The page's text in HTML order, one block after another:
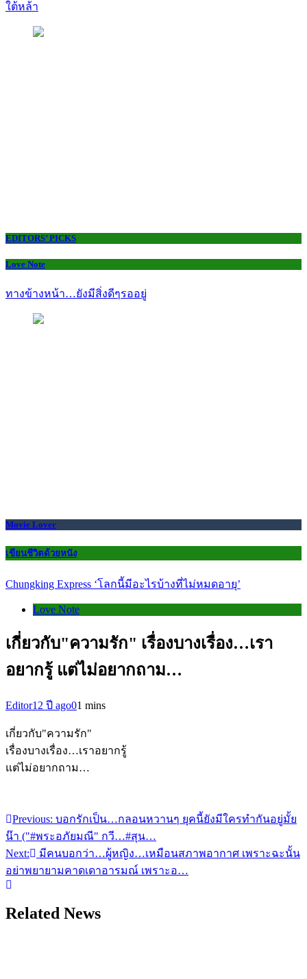
ใต้หล้า
EDITORS’ PICKS
Love Note
ทางข้างหน้า…ยังมีสิ่งดีๆรออยู่
Movie Lover
เขียนชีวิตด้วยหนัง
Chungking Express ‘โลกนี้มีอะไรบ้างที่ไม่หมดอายุ’
Love Note
เกี่ยวกับ"ความรัก" เรื่องบางเรื่อง…เรา
อยากรู้ แต่ไม่อยากถาม…
Editor12 ปี ago01 mins
เกี่ยวกับ"ความรัก"
เรื่องบางเรื่อง…เราอยากรู้
แต่ไม่อยากถาม…
แนะแนว
เรื่อง
Previous: บอกรักเป็น…กลอนหวานๆ ยุคนี้ยังมีใครทำกันอยู่มั้ย
น๊า ("#พระอภัยมณี" กวี…#สุน…
Next:
มีคนบอกว่า…ผู้หญิง…เหมือนสภาพอากาศ เพราะฉะนั้น
อย่าพยายามคาดเดาอารมณ์ เพราะอ…
Related News